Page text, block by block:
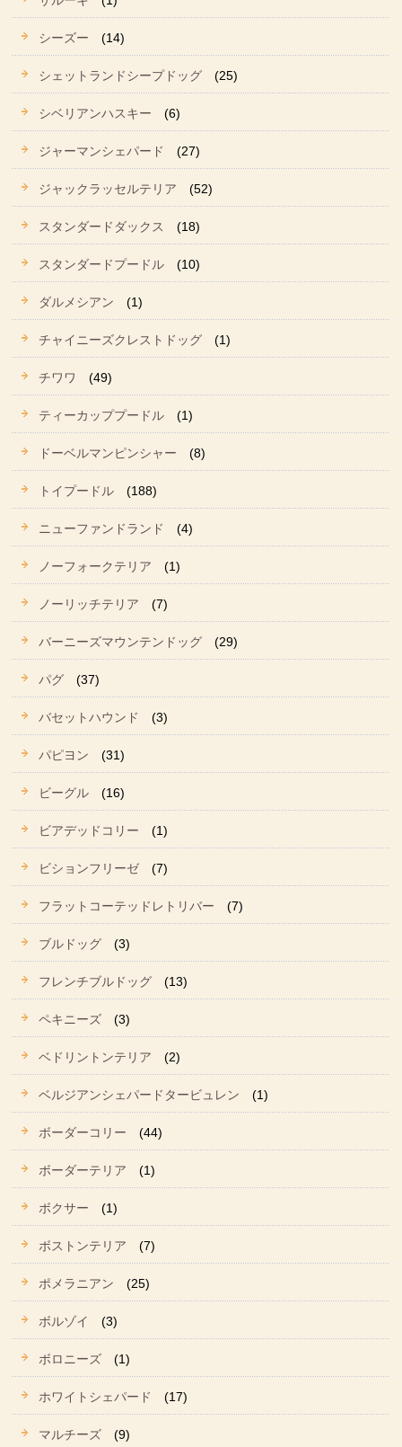
シーズー (14)
シェットランドシープドッグ (25)
シベリアンハスキー (6)
ジャーマンシェパード (27)
ジャックラッセルテリア (52)
スタンダードダックス (18)
スタンダードプードル (10)
ダルメシアン (1)
チャイニーズクレストドッグ (1)
チワワ (49)
ティーカッププードル (1)
ドーベルマンピンシャー (8)
トイプードル (188)
ニューファンドランド (4)
ノーフォークテリア (1)
ノーリッチテリア (7)
バーニーズマウンテンドッグ (29)
パグ (37)
バセットハウンド (3)
パピヨン (31)
ビーグル (16)
ビアデッドコリー (1)
ビションフリーゼ (7)
フラットコーテッドレトリバー (7)
ブルドッグ (3)
フレンチブルドッグ (13)
ペキニーズ (3)
ベドリントンテリア (2)
ベルジアンシェパードタービュレン (1)
ボーダーコリー (44)
ボーダーテリア (1)
ボクサー (1)
ボストンテリア (7)
ポメラニアン (25)
ボルゾイ (3)
ボロニーズ (1)
ホワイトシェパード (17)
マルチーズ (9)